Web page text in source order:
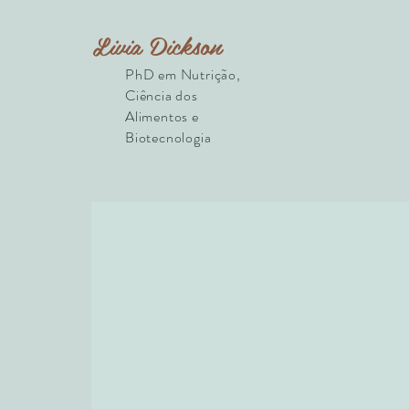
Livia Dickson
PhD em Nutrição,
Ciência dos
Alimentos e
Biotecnologia